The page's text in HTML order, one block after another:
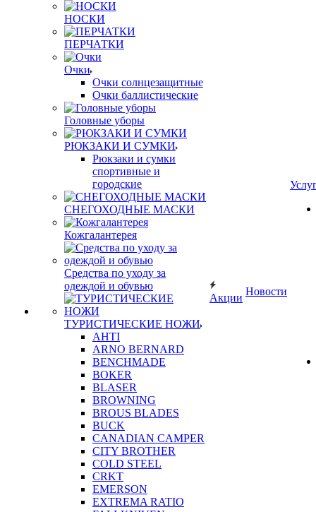
НОСКИ
ПЕРЧАТКИ
Очки
Очки солнцезащитные
Очки баллистические
Головные уборы
РЮКЗАКИ И СУМКИ
Рюкзаки и сумки
спортивные и
городские
СНЕГОХОДНЫЕ МАСКИ
Кожгалантерея
Средства по уходу за
одеждой и обувью
ТУРИСТИЧЕСКИЕ НОЖИ
AHTI
ARNO BERNARD
BENCHMADE
BOKER
BLASER
BROWNING
BROUS BLADES
BUCK
CANADIAN CAMPER
CITY BROTHER
COLD STEEL
CRKT
EMERSON
EXTREMA RATIO
Акции
Новости